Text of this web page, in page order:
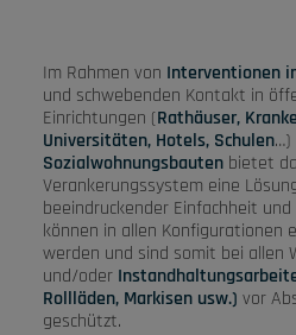
Im Rahmen von Interventionen
und schwebenden Kontakt in
Einrichtungen (Rathäuser,
Universitäten, Hotels, Schulen…)
Sozialwohnungsbauten bietet
Verankerungssystem eine
beeindruckender Einfachheit und
können in allen Konfigurationen
werden und sind somit bei allen
und/oder
Rollläden, Markisen usw.) vor
geschützt.